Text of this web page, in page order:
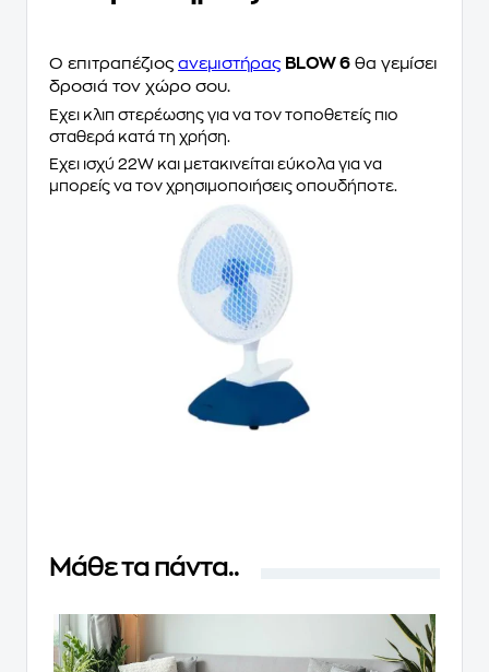
Ο επιτραπέζιος ανεμιστήρας BLOW 6 θα γεμίσει
δροσιά τον χώρο σου.
Έχει κλιπ στερέωσης για να τον τοποθετείς πιο
σταθερά κατά τη χρήση.
Έχει ισχύ 22W και μετακινείται εύκολα για να
μπορείς να τον χρησιμοποιήσεις οπουδήποτε.
Μάθε τα πάντα..